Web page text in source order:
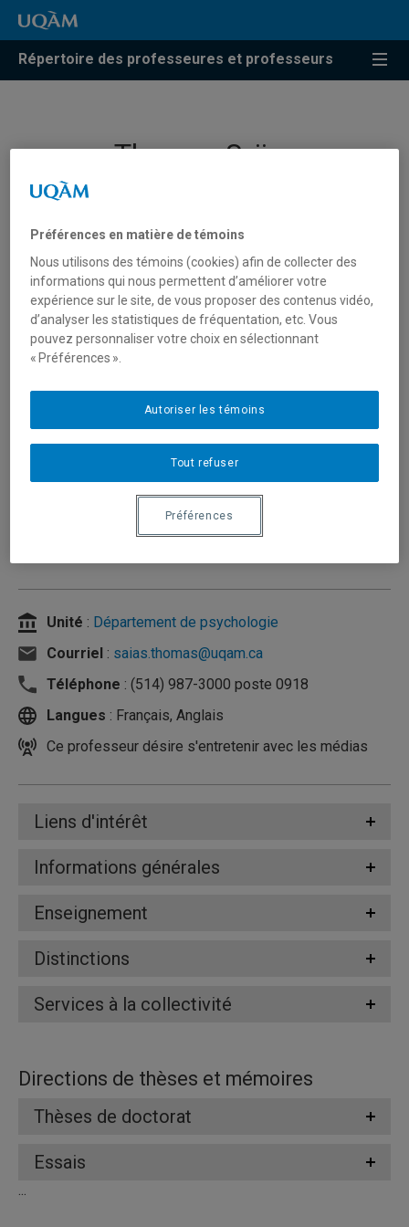
Répertoire des professeures et professeurs
Thomas Saïas
Unité : Département de psychologie
Courriel : saias.thomas@uqam.ca
Téléphone : (514) 987-3000 poste 0918
Langues : Français, Anglais
Ce professeur désire s'entretenir avec les médias
Liens d'intérêt
Informations générales
Enseignement
Distinctions
Services à la collectivité
Directions de thèses et mémoires
Thèses de doctorat
Essais
...
Préférences en matière de témoins
Nous utilisons des témoins (cookies) afin de collecter des
informations qui nous permettent d’améliorer votre
expérience sur le site, de vous proposer des contenus vidéo,
d’analyser les statistiques de fréquentation, etc. Vous
pouvez personnaliser votre choix en sélectionnant
« Préférences ».
Tout refuser
Autoriser les témoins
Préférences